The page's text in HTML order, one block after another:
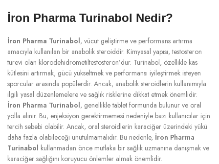
İron Pharma Turinabol Nedir?
İron Pharma Turinabol, vücut geliştirme ve performans artırma
amacıyla kullanılan bir anabolik steroiddir. Kimyasal yapısı, testosteron
türevi olan klorodehidrometiltestosteron’dur. Turinabol, özellikle kas
kütlesini artırmak, gücü yükseltmek ve performansı iyileştirmek isteyen
sporcular arasında popülerdir. Ancak, anabolik steroidlerin kullanımıyla
ilgili yasal düzenlemelere ve sağlık risklerine dikkat etmek önemlidir.
İron Pharma Turinabol, genellikle tablet formunda bulunur ve oral
yolla alınır. Bu, enjeksiyon gerektirmemesi nedeniyle bazı kullanıcılar için
tercih sebebi olabilir. Ancak, oral steroidlerin karaciğer üzerindeki yükü
daha fazla olabileceği unutulmamalıdır. Bu nedenle, İron Pharma
Turinabol kullanmadan önce mutlaka bir sağlık uzmanına danışmak ve
karaciğer sağlığını koruyucu önlemler almak önemlidir.